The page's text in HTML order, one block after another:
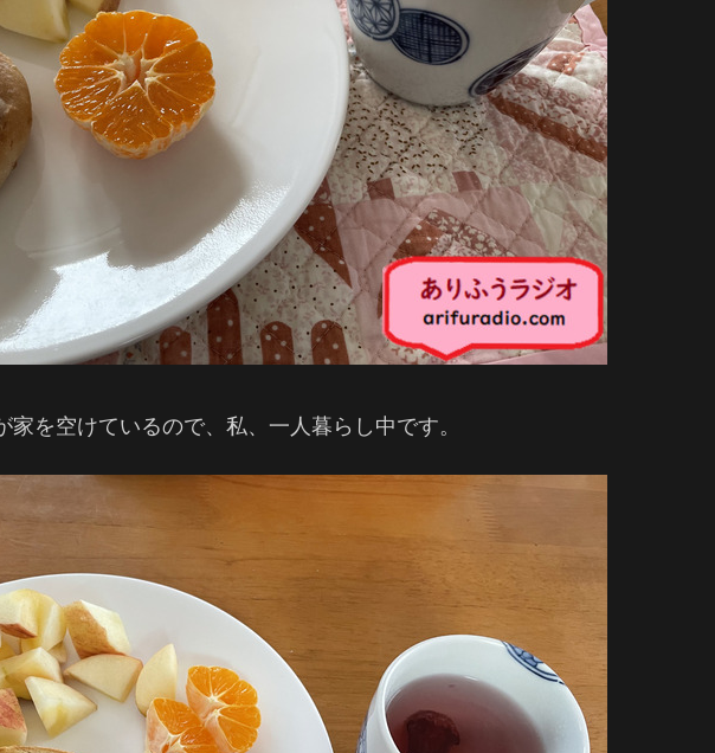
家を空けているので、私、一人暮らし中です。